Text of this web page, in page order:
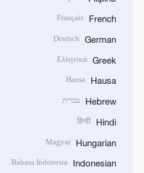
French
Français
German
Deutsch
Greek
Ελληνικά
Hausa
Hausa
Hebrew עברית
Hindi
हिन्दी
Hungarian
Magyar
Indonesian
Bahasa Indonesia